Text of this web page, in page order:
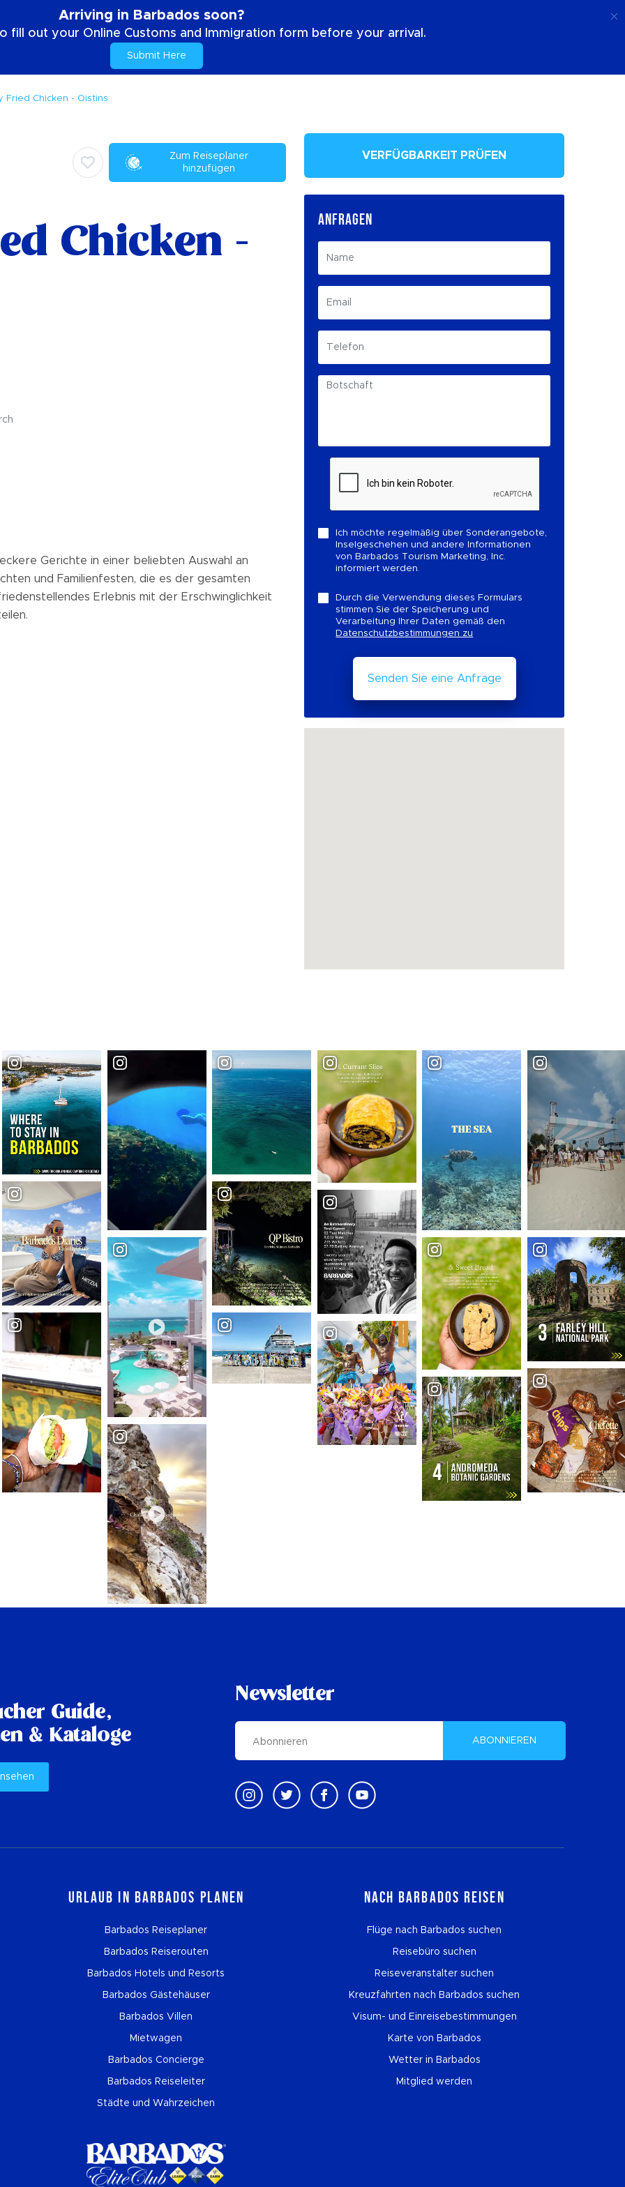
Arriving in Barbados soon?
fill out your Online Customs and Immigration form before your arrival.
Submit Here
Fried Chicken - Oistins
Zum Reiseplaner
hinzufügen
Chicken -
Gerichte in einer beliebten Auswahl an
und Familienfesten, die es der gesamten
Erlebnis mit der Erschwinglichkeit
VERFÜGBARKEIT PRÜFEN
ANFRAGEN
Ich möchte regelmäßig über Sonderangebote,
Inselgeschehen und andere Informationen
von Barbados Tourism Marketing, Inc.
informiert werden.
Durch die Verwendung dieses Formulars
stimmen Sie der Speicherung und
Verarbeitung Ihrer Daten gemäß den
Datenschutzbestimmungen zu
Guide,
& Kataloge
Newsletter
ABONNIEREN
Urlaub in Barbados planen
Barbados Reiseplaner
Barbados Reiserouten
Barbados Hotels und Resorts
Barbados Gästehäuser
Barbados Villen
Mietwagen
Barbados Concierge
Barbados Reiseleiter
Städte und Wahrzeichen
Nach Barbados reisen
Flüge nach Barbados suchen
Reisebüro suchen
Reiseveranstalter suchen
Kreuzfahrten nach Barbados suchen
Visum- und Einreisebestimmungen
Karte von Barbados
Wetter in Barbados
Mitglied werden